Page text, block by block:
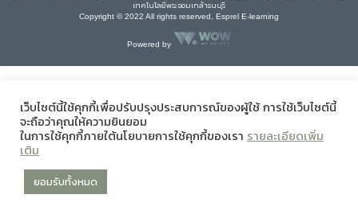
เทคโนโลยีพระจอมเกล้าธนบุรี
Copyright © 2022 All rights reserved, Esprel E-learning
Powered by
เว็บไซต์นี้ใช้คุกกี้เพื่อปรับปรุงประสบการณ์ของผู้ใช้ การใช้เว็บไซต์นี้
จะถือว่าคุณให้ความยินยอม
ในการใช้คุกกี้ภายใต้นโยบายการใช้คุกกี้ของเรา รายละเอียดเพิ่ม
เติม
ยอมรับทั้งหมด